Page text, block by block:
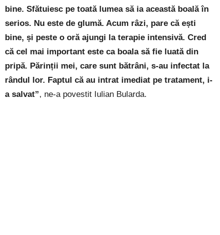
bine. Sfătuiesc pe toată lumea să ia această boală în
serios. Nu este de glumă. Acum râzi, pare că ești
bine, și peste o oră ajungi la terapie intensivă. Cred
că cel mai important este ca boala să fie luată din
pripă. Părinții mei, care sunt bătrâni, s-au infectat la
rândul lor. Faptul că au intrat imediat pe tratament, i-
a salvat”, ne-a povestit Iulian Bularda.